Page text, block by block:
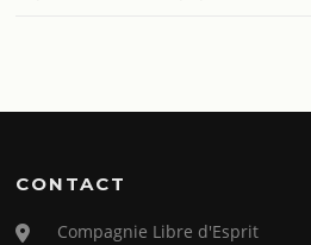
CONTACT
Compagnie Libre d'Esprit